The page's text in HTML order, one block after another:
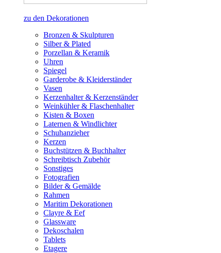
zu den Dekorationen
Bronzen & Skulpturen
Silber & Plated
Porzellan & Keramik
Uhren
Spiegel
Garderobe & Kleiderständer
Vasen
Kerzenhalter & Kerzenständer
Weinkühler & Flaschenhalter
Kisten & Boxen
Laternen & Windlichter
Schuhanzieher
Kerzen
Buchstützen & Buchhalter
Schreibtisch Zubehör
Sonstiges
Fotografien
Bilder & Gemälde
Rahmen
Maritim Dekorationen
Clayre & Eef
Glassware
Dekoschalen
Tablets
Etagere